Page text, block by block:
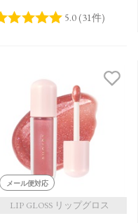
メール便対応
LIP GLOSS リップグロス